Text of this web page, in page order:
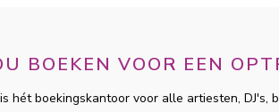
BOEKEN VOOR EEN
hét boekingskantoor voor alle artiesten, DJ's,